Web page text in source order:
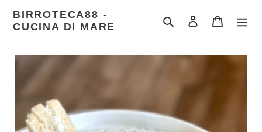
direttamente
BIRROTECA88 -
CUCINA DI MARE
Cerca Accedi Carrello